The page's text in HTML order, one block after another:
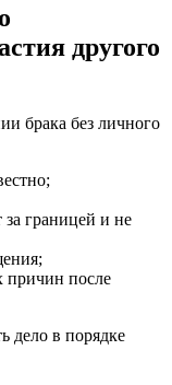
другого
брака без личного
границей и не
причин после
дело в порядке